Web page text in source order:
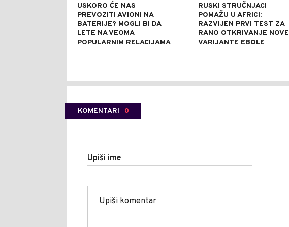
USKORO ĆE NAS
PREVOZITI AVIONI NA
BATERIJE? MOGLI BI DA
LETE NA VEOMA
POPULARNIM RELACIJAMA
RUSKI STRUČNJACI
POMAŽU U AFRICI:
RAZVIJEN PRVI TEST ZA
RANO OTKRIVANJE NOVE
VARIJANTE EBOLE
KOMENTARI 0
Upiši ime